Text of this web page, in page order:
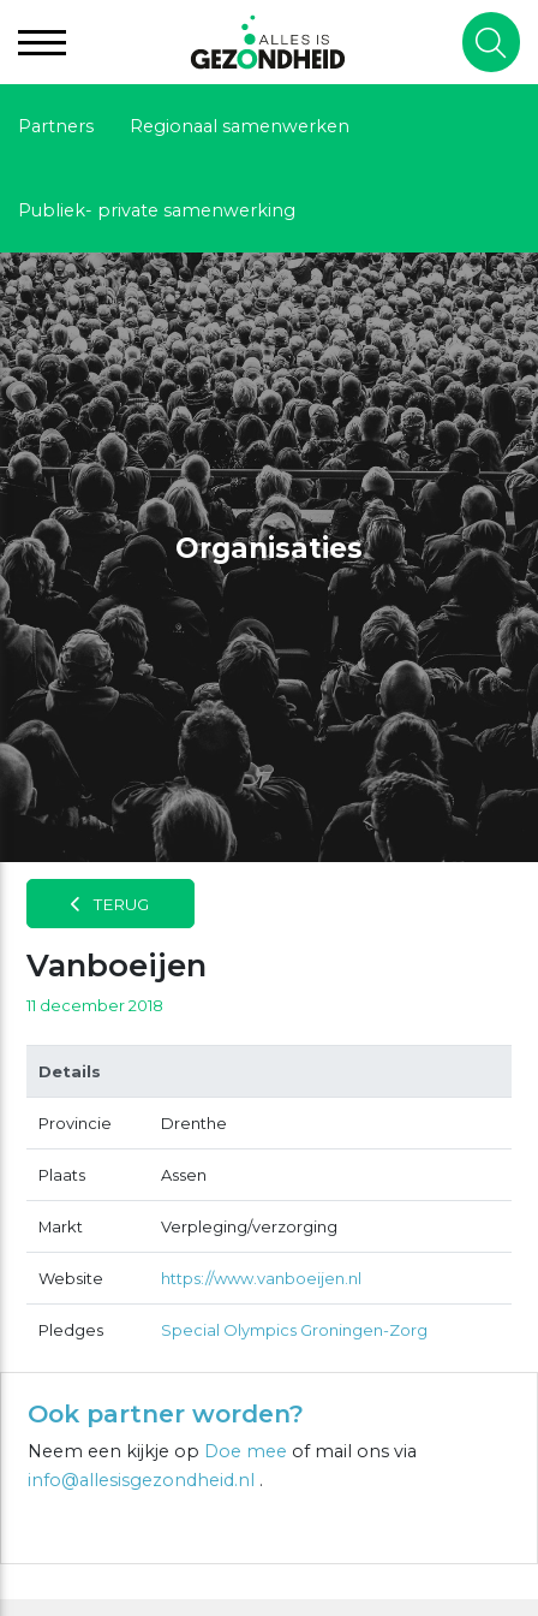
Partners Regionaal samenwerken
Publiek- private samenwerking
Organisaties
TERUG
Vanboeijen
11 december 2018
Details
Provincie Drenthe
Plaats Assen
Markt Verpleging/verzorging
Website https://www.vanboeijen.nl
Pledges Special Olympics Groningen-Zorg
Ook partner worden?
Neem een kijkje op Doe mee of mail ons via
info@allesisgezondheid.nl .